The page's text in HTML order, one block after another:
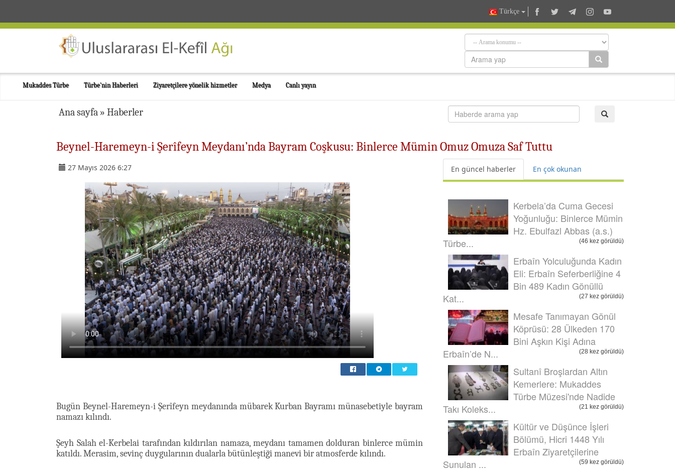
Türkçe
Mukaddes Türbe Türbe'nin Haberleri Ziyaretçilere yönelik hizmetler Medya Canlı yayın
Ana sayfa » Haberler
Beynel-Haremeyn-i Şerîfeyn Meydanı’nda Bayram Coşkusu: Binlerce Mümin Omuz Omuza Saf Tuttu
27 Mayıs 2026 6:27
Bugün Beynel-Haremeyn-i Şerîfeyn meydanında mübarek Kurban Bayramı münasebetiyle bayram
namazı kılındı.
Şeyh Salah el-Kerbelai tarafından kıldırılan namaza, meydanı tamamen dolduran binlerce mümin
katıldı. Merasim, sevinç duygularının dualarla bütünleştiği manevi bir atmosferde kılındı.
En güncel haberler En çok okunan
Kerbela’da Cuma Gecesi
Yoğunluğu: Binlerce Mümin
Hz. Ebulfazl Abbas (a.s.)
Türbe...
(46 kez görüldü)
Erbaîn Yolculuğunda Kadın
Eli: Erbaîn Seferberliğine 4
Bin 489 Kadın Gönüllü
Kat...
(27 kez görüldü)
Mesafe Tanımayan Gönül
Köprüsü: 28 Ülkeden 170
Bini Aşkın Kişi Adına
Erbaîn’de N...
(28 kez görüldü)
Sultanî Broşlardan Altın
Kemerlere: Mukaddes
Türbe Müzesi'nde Nadide
Takı Koleks...
(21 kez görüldü)
Kültür ve Düşünce İşleri
Bölümü, Hicri 1448 Yılı
Erbaîn Ziyaretçilerine
Sunulan ...
(59 kez görüldü)